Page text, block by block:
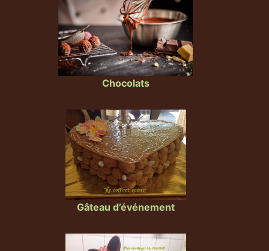
Chocolats
Gâteau d’événement